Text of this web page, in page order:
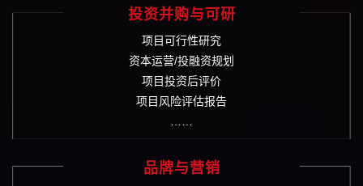
投资并购与可研
项目可行性研究
资本运营/投融资规划
项目投资后评价
项目风险评估报告
品牌与营销